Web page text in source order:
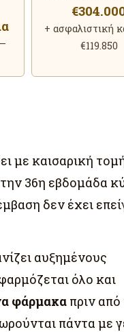
+ ασφαλιστική
€119.850
με καισαρική
36η εβδομάδα
δεν έχει
αυξημένους
όλο και
φάρμακα πριν από
πάντα με